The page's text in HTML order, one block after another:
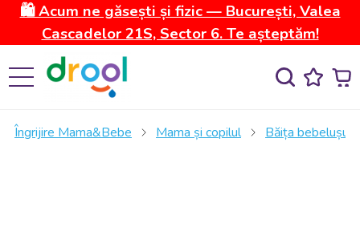
🛍️ Acum ne găsești și fizic — București, Valea
Cascadelor 21S, Sector 6. Te așteptăm!
Îngrijire Mama&Bebe Mama și copilul Băița bebelușului